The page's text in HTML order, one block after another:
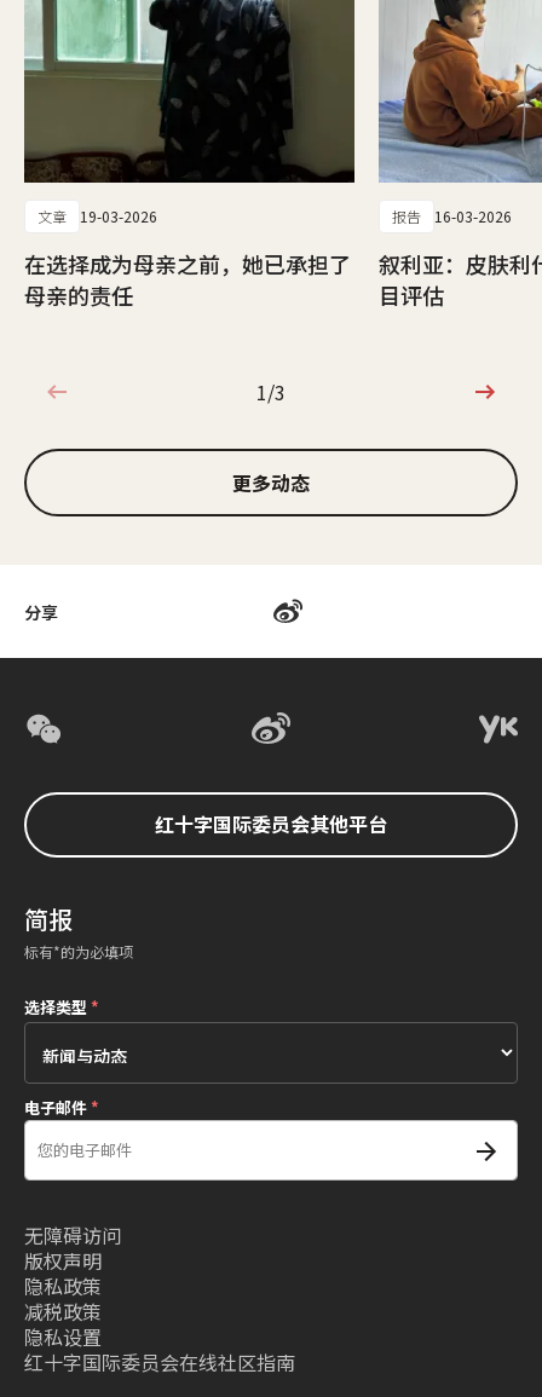
分享
文章 19-03-2026
在选择成为母亲之前，她已承担了
母亲的责任
报告 16-03-2026
叙利亚：皮肤利
目评估
1/3
1/3
更多动态
红十字国际委员会其他平台
简报
标有*的为必填项
选择类型*
电子邮件*
无障碍访问
版权声明
隐私政策
减税政策
隐私设置
红十字国际委员会在线社区指南